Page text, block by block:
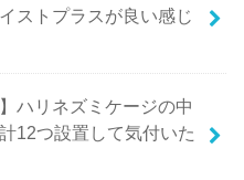
ストプラスが良い感じ
ハリネズミケージの中
12つ設置して気付いた